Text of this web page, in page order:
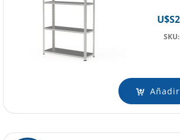
U$S